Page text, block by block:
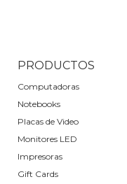
PRODUCTOS
Computadoras
Notebooks
Placas de Video
Monitores LED
Impresoras
Gift Cards